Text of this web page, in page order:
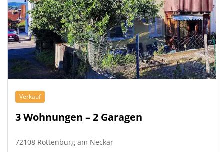
Verkauf
3 Wohnungen – 2 Garagen
72108 Rottenburg am Neckar